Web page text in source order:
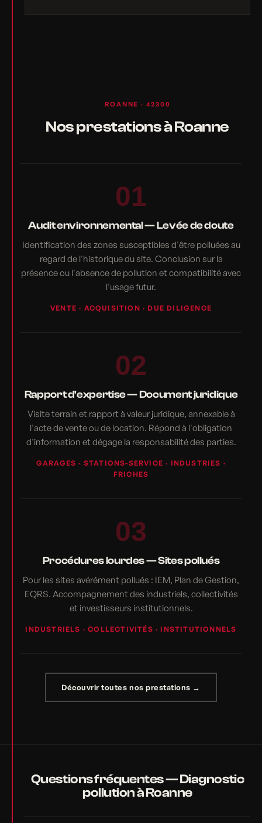
ROANNE · 42300
Nos prestations à Roanne
01
Audit environnemental — Levée de doute
Identification des zones susceptibles d'être polluées au
regard de l'historique du site. Conclusion sur la
présence ou l'absence de pollution et compatibilité avec
l'usage futur.
VENTE · ACQUISITION · DUE DILIGENCE
02
Rapport d'expertise — Document juridique
Visite terrain et rapport à valeur juridique, annexable à
l'acte de vente ou de location. Répond à l'obligation
d'information et dégage la responsabilité des parties.
GARAGES · STATIONS-SERVICE · INDUSTRIES ·
FRICHES
03
Procédures lourdes — Sites pollués
Pour les sites avérément pollués : IEM, Plan de Gestion,
EQRS. Accompagnement des industriels, collectivités
et investisseurs institutionnels.
INDUSTRIELS · COLLECTIVITÉS · INSTITUTIONNELS
Découvrir toutes nos prestations →
Questions fréquentes — Diagnostic
pollution à Roanne